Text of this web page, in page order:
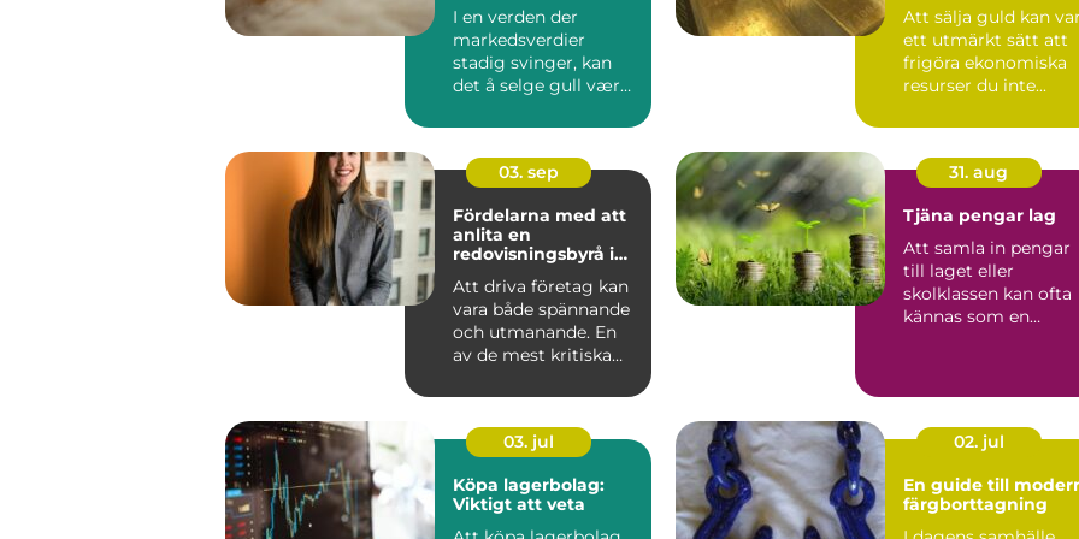
I en verden der
markedsverdier
stadig svinger, kan
det å selge gull være
Att sälja guld kan
ett utmärkt sätt att
frigöra ekonomiska
resurser du inte...
03. sep
Fördelarna med att
anlita en
redovisningsbyrå i
Att driva företag kan
vara både spännande
och utmanande. En
av de mest kritiska
31. aug
Tjäna pengar lag
Att samla in pengar
till laget eller
skolklassen kan ofta
kännas som en
03. jul
Köpa lagerbolag:
Viktigt att veta
02. jul
En guide till
färgborttagning